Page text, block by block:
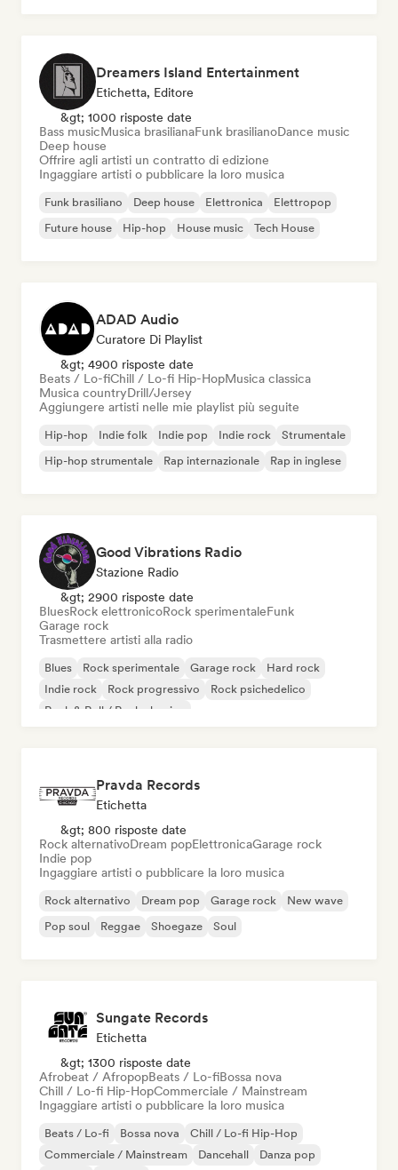
Dreamers Island Entertainment
Etichetta, Editore
&gt; 1000 risposte date
Bass musicMusica brasilianaFunk brasilianoDance music
Deep house
Offrire agli artisti un contratto di edizione
Ingaggiare artisti o pubblicare la loro musica
Funk brasiliano Deep house Elettronica
Elettropop
Future house
Hip-hop House music Tech House
ADAD Audio
Curatore Di Playlist
&gt; 4900 risposte date
Beats / Lo-fiChill / Lo-fi Hip-HopMusica classica
Musica countryDrill/Jersey
Aggiungere artisti nelle mie playlist più seguite
Hip-hop Indie folk Indie pop Indie rock
Strumentale
Hip-hop strumentale
Rap internazionale Rap in inglese
Good Vibrations Radio
Stazione Radio
&gt; 2900 risposte date
BluesRock elettronicoRock sperimentaleFunk
Garage rock
Trasmettere artisti alla radio
Blues Rock sperimentale Garage rock
Hard rock
Indie rock
Rock progressivo
Rock psichedelico
Rock & Roll / Rock classico
Pravda Records
Etichetta
&gt; 800 risposte date
Rock alternativoDream popElettronicaGarage rock
Indie pop
Ingaggiare artisti o pubblicare la loro musica
Rock alternativo Dream pop Garage rock
New wave
Pop soul
Reggae Shoegaze Soul
Sungate Records
Etichetta
&gt; 1300 risposte date
Afrobeat / AfropopBeats / Lo-fiBossa nova
Chill / Lo-fi Hip-HopCommerciale / Mainstream
Ingaggiare artisti o pubblicare la loro musica
Beats / Lo-fi Bossa nova
Chill / Lo-fi Hip-Hop
Commerciale / Mainstream
Dancehall
Danza pop